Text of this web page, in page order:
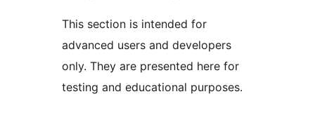
This section is intended for
advanced users and developers
only. They are presented here for
testing and educational purposes.